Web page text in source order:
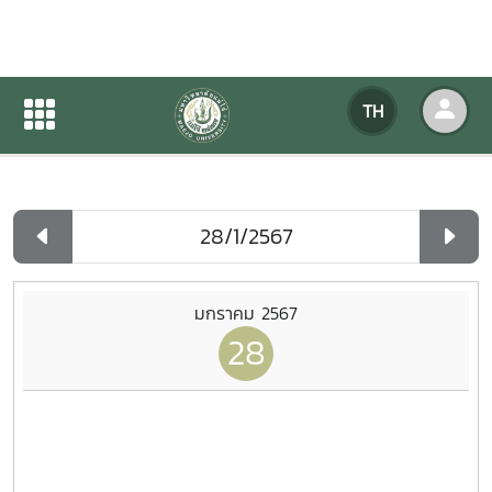
TH
ปฏิทินกิจกรรมของหน่วยงาน
ปฏิทินกิจกรรมของหน่วยงาน
มกราคม 2567
28